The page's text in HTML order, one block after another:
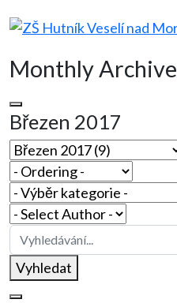
Monthly Archive
Březen 2017
Vyhledat